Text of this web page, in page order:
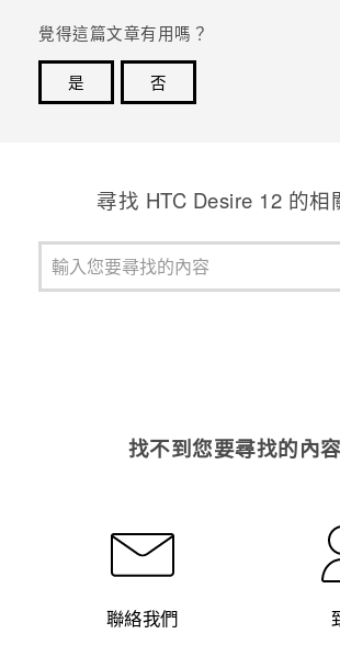
覺得這篇文章有用嗎？
是
否
尋找 HTC Desire 12 的相
找不到您要尋找的內
聯絡我們